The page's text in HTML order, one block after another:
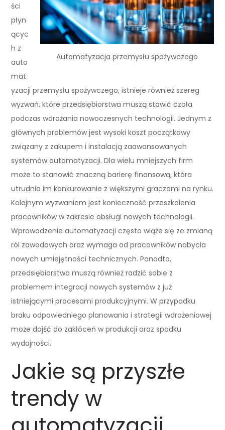
Automatyzacja przemysłu spożywczego
ści
płyn
ącyc
h z
auto
mat
yzacji przemysłu spożywczego, istnieje również szereg
wyzwań, które przedsiębiorstwa muszą stawić czoła
podczas wdrażania nowoczesnych technologii. Jednym z
głównych problemów jest wysoki koszt początkowy
związany z zakupem i instalacją zaawansowanych
systemów automatyzacji. Dla wielu mniejszych firm
może to stanowić znaczną barierę finansową, która
utrudnia im konkurowanie z większymi graczami na rynku.
Kolejnym wyzwaniem jest konieczność przeszkolenia
pracowników w zakresie obsługi nowych technologii.
Wprowadzenie automatyzacji często wiąże się ze zmianą
ról zawodowych oraz wymaga od pracowników nabycia
nowych umiejętności technicznych. Ponadto,
przedsiębiorstwa muszą również radzić sobie z
problemem integracji nowych systemów z już
istniejącymi procesami produkcyjnymi. W przypadku
braku odpowiedniego planowania i strategii wdrożeniowej
może dojść do zakłóceń w produkcji oraz spadku
wydajności.
Jakie są przyszłe
trendy w